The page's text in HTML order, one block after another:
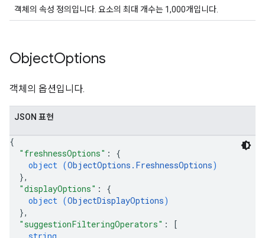
객체의 속성 정의입니다. 요소의 최대 개수는 1,000개입니다.
ObjectOptions
객체의 옵션입니다.
JSON 표현
{
"freshnessOptions" : {
object (ObjectOptions.FreshnessOptions)
},
"displayOptions" : {
object (ObjectDisplayOptions)
},
"suggestionFilteringOperators" :
[